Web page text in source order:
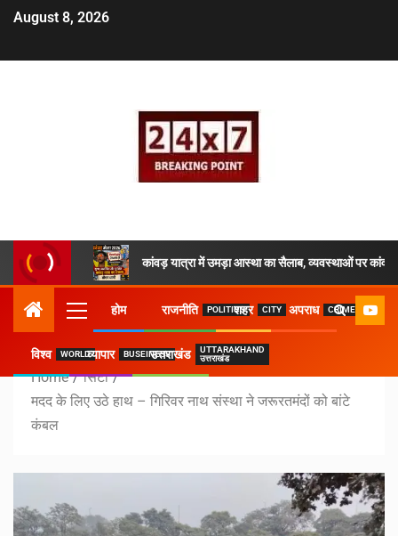
August 8, 2026
कांवड़ यात्रा में उमड़ा आस्था का सैलाब, व्यवस्थाओं पर
होम राजनीति POLITICSशहर CITY अपराध CRIME
विश्व WORLDव्यापार BUSEINESSउत्तराखंड
UTTARAKHAND
उत्तराखंड
Home
सिटी
मदद के लिए उठे हाथ – गिरिवर नाथ संस्था ने जरूरतमंदों को बांटे
कंबल